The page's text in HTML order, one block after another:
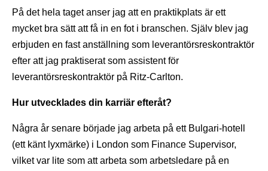
På det hela taget anser jag att en praktikplats är ett
mycket bra sätt att få in en fot i branschen. Själv blev jag
erbjuden en fast anställning som leverantörsreskontraktör
efter att jag praktiserat som assistent för
leverantörsreskontraktör på Ritz-Carlton.
Hur utvecklades din karriär efteråt?
Några år senare började jag arbeta på ett Bulgari-hotell
(ett känt lyxmärke) i London som Finance Supervisor,
vilket var lite som att arbeta som arbetsledare på en